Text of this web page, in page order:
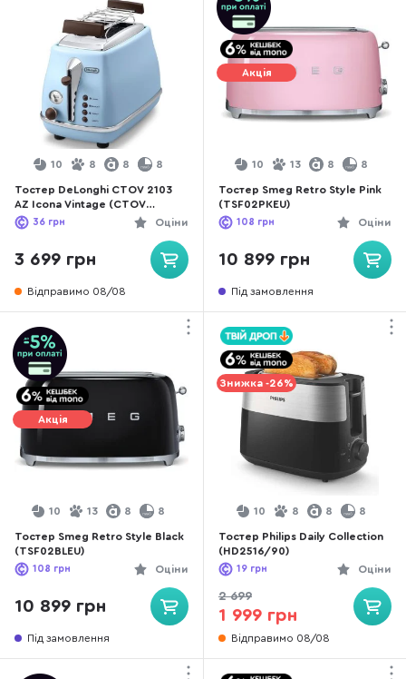
10 8 8 8
Тостер DeLonghi CTOV 2103
AZ Icona Vintage (CTOV
2103.AZ)
Оціни
36 грн
3 699 грн
Відправимо 08/08
Акція
10 13 8 8
Тостер Smeg Retro Style Pink
(TSF02PKEU)
Оціни
108 грн
10 899 грн
Під замовлення
Акція
10 13 8 8
Тостер Smeg Retro Style Black
(TSF02BLEU)
Оціни
108 грн
10 899 грн
Під замовлення
Знижка -26%
10 8 8 8
Тостер Philips Daily Collection
(HD2516/90)
Оціни
19 грн
2 699
1 999 грн
Відправимо 08/08